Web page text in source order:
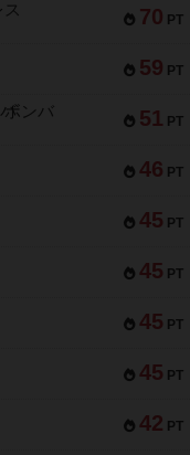
70 PT
59 PT
51 PT
ボンバ
46 PT
45 PT
45 PT
45 PT
45 PT
42 PT